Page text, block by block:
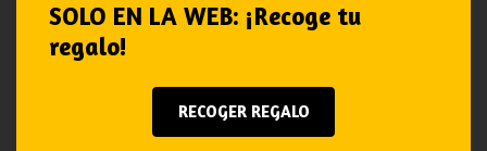
SOLO EN LA WEB: ¡Recoge tu
regalo!
RECOGER REGALO